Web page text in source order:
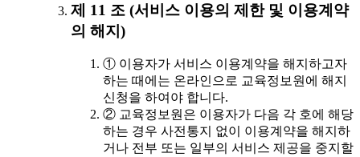
제 11 조 (서비스 이용의 제한 및 이용계약
의 해지)
① 이용자가 서비스 이용계약을 해지하고자
하는 때에는 온라인으로 교육정보원에 해지
신청을 하여야 합니다.
② 교육정보원은 이용자가 다음 각 호에 해당
하는 경우 사전통지 없이 이용계약을 해지하
거나 전부 또는 일부의 서비스 제공을 중지할